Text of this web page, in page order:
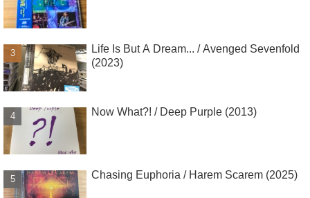
Life Is But A Dream... / Avenged Sevenfold
(2023)
Now What?! / Deep Purple (2013)
Chasing Euphoria / Harem Scarem (2025)